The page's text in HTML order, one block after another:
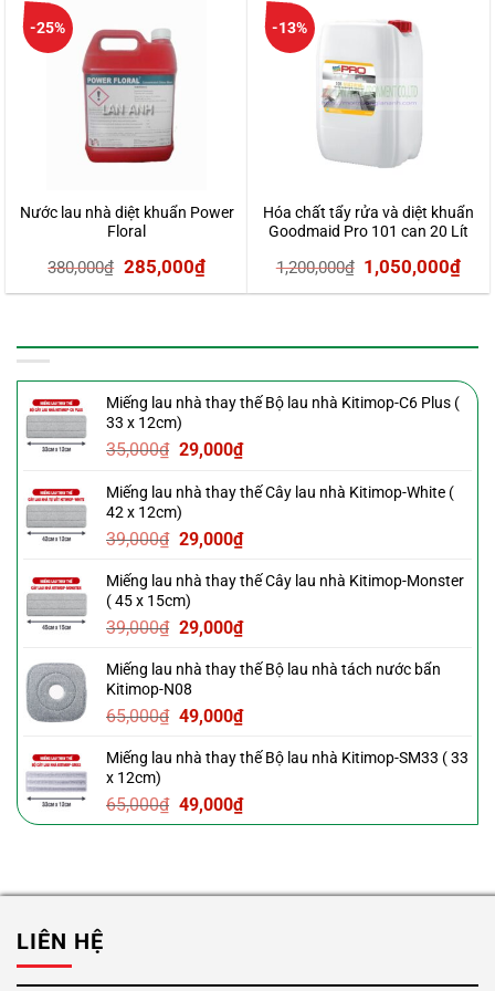
1,350,000₫.
là:
1,350,000₫.
-25%
Nước lau nhà diệt khuẩn Power
Floral
380,000₫ Giá
gốc
380,000₫.
285,000₫Giá
hiện
là:
285,000₫.
-13%
Hóa chất tẩy rửa và diệt khuẩn
Goodmaid Pro 101 can 20 Lít
1,200,000₫ Giá
gốc
1,200,000₫.
1,050,000₫Giá
là:
Miếng lau nhà thay thế Bộ lau nhà Kitimop-C6 Plus (
33 x 12cm)
35,000₫ Giá
là:
35,000₫.
29,000₫Giá
tại
29,000₫.
Miếng lau nhà thay thế Cây lau nhà Kitimop-White (
42 x 12cm)
39,000₫ Giá
là:
39,000₫.
29,000₫Giá
tại
29,000₫.
Miếng lau nhà thay thế Cây lau nhà Kitimop-Monster
( 45 x 15cm)
39,000₫ Giá
là:
39,000₫.
29,000₫Giá
tại
29,000₫.
Miếng lau nhà thay thế Bộ lau nhà tách nước bẩn
Kitimop-N08
65,000₫ Giá
là:
49,000₫Giá
tại
49,000₫.
Miếng lau nhà thay thế Bộ lau nhà Kitimop-SM33 ( 33
x 12cm)
65,000₫ Giá
gốc
49,000₫Giá
hiện
49,000₫.
LIÊN HỆ